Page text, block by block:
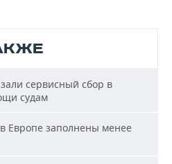
сервисный сбор в
судам
Европе заполнены менее